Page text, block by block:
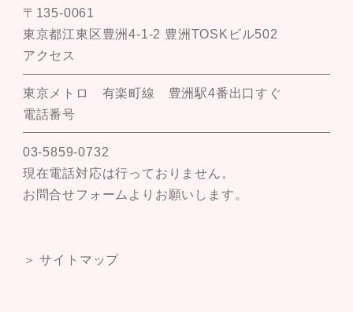
〒135-0061
東京都江東区豊洲4-1-2 豊洲TOSKビル502
アクセス
東京メトロ 有楽町線 豊洲駅4番出口すぐ
電話番号
03-5859-0732
現在電話対応は行っておりません。
お問合せフォームよりお願いします。
＞ サイトマップ